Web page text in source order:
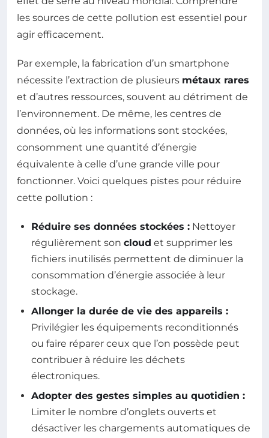
les sources de cette pollution est essentiel pour
agir efficacement.
Par exemple, la fabrication d’un smartphone
nécessite l’extraction de plusieurs métaux rares
et d’autres ressources, souvent au détriment de
l’environnement. De même, les centres de
données, où les informations sont stockées,
consomment une quantité d’énergie
équivalente à celle d’une grande ville pour
fonctionner. Voici quelques pistes pour réduire
cette pollution :
Réduire ses données stockées : Nettoyer
régulièrement son cloud et supprimer les
fichiers inutilisés permettent de diminuer la
consommation d’énergie associée à leur
stockage.
Allonger la durée de vie des appareils :
Privilégier les équipements reconditionnés
ou faire réparer ceux que l’on possède peut
contribuer à réduire les déchets
électroniques.
Adopter des gestes simples au quotidien :
Limiter le nombre d’onglets ouverts et
désactiver les chargements automatiques de